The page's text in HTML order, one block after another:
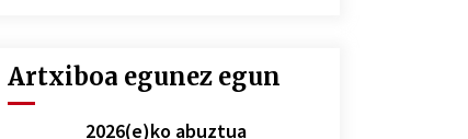
Artxiboa egunez egun
2026(e)ko abuztua